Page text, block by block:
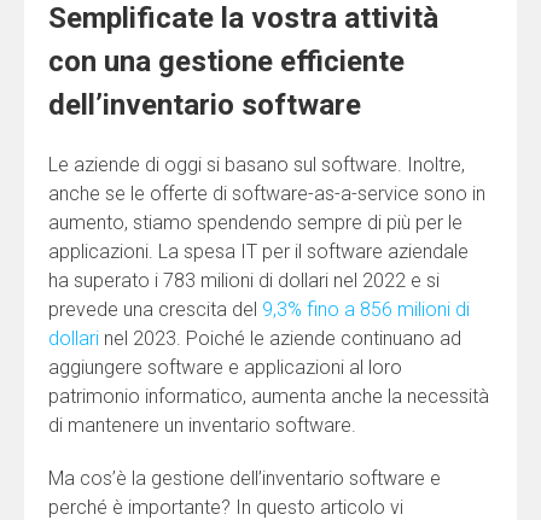
Semplificate la vostra attività
con una gestione efficiente
dell’inventario software
Le aziende di oggi si basano sul software. Inoltre,
anche se le offerte di software-as-a-service sono in
aumento, stiamo spendendo sempre di più per le
applicazioni. La spesa IT per il software aziendale
ha superato i 783 milioni di dollari nel 2022 e si
prevede una crescita del 9,3% fino a 856 milioni di
dollari nel 2023. Poiché le aziende continuano ad
aggiungere software e applicazioni al loro
patrimonio informatico, aumenta anche la necessità
di mantenere un inventario software.
Ma cos’è la gestione dell’inventario software e
perché è importante? In questo articolo vi